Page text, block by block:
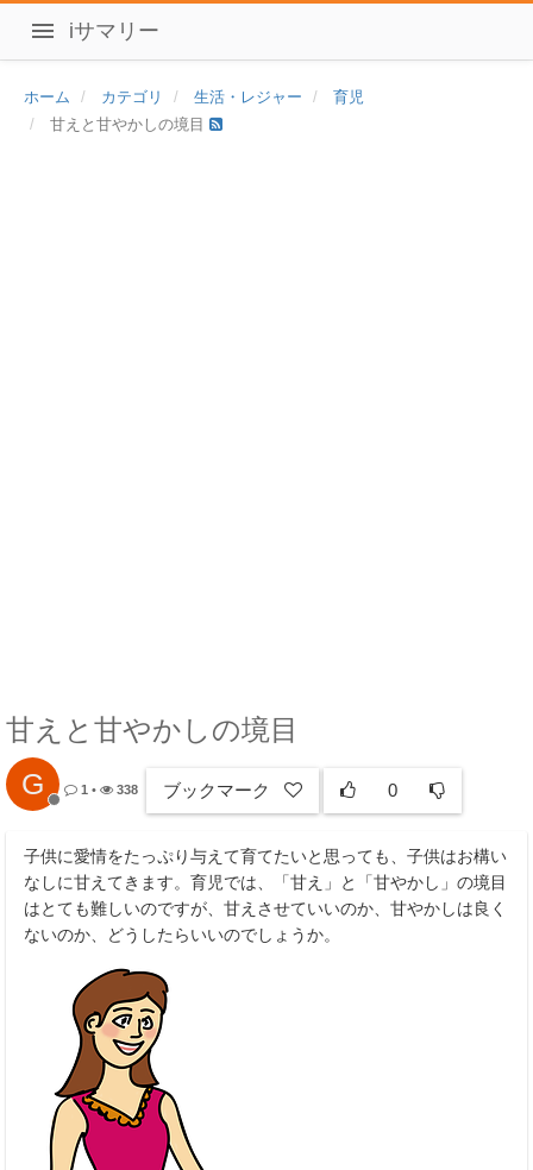
iサマリー
ホーム カテゴリ 生活・レジャー
育児
甘えと甘やかしの境目
甘えと甘やかしの境目
G 1 • 338 ブックマーク 0
子供に愛情をたっぷり与えて育てたいと思っても、子供はお構い
なしに甘えてきます。育児では、「甘え」と「甘やかし」の境目
はとても難しいのですが、甘えさせていいのか、甘やかしは良く
ないのか、どうしたらいいのでしょうか。